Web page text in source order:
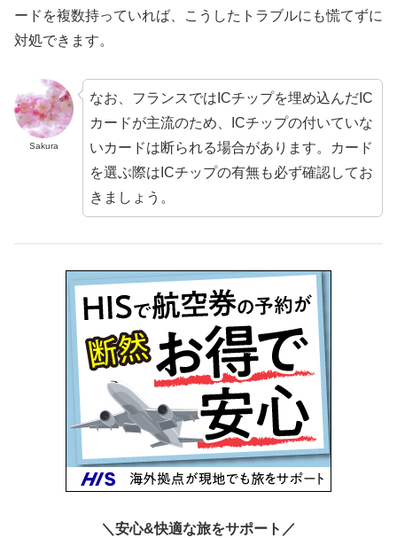
ードを複数持っていれば、こうしたトラブルにも慌てずに
対処できます。
Sakura
なお、フランスではICチップを埋め込んだIC
カードが主流のため、ICチップの付いていな
いカードは断られる場合があります。カード
を選ぶ際はICチップの有無も必ず確認してお
きましょう。
＼安心&快適な旅をサポート／